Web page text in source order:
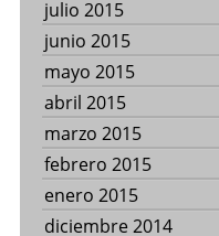
julio 2015
junio 2015
mayo 2015
abril 2015
marzo 2015
febrero 2015
enero 2015
diciembre 2014